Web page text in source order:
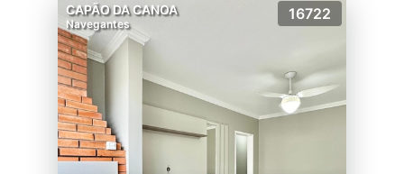
CAPÃO DA CANOA
Navegantes
16722